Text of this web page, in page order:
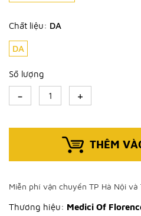
Chất liệu: DA
DA
Số lượng
- +
THÊM
Miễn phí vận chuyển TP Hà Nội và
Thương hiệu: Medici Of